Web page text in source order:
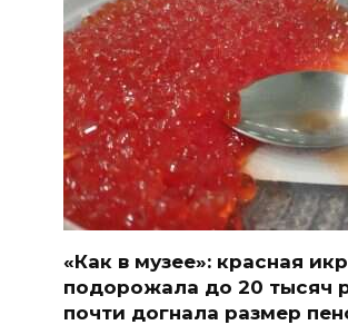
«Как в музее»: красная
подорожала до 20 тысяч
почти догнала размер